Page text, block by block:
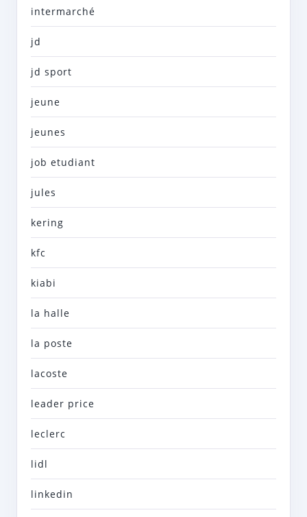
intermarché
jd
jd sport
jeune
jeunes
job etudiant
jules
kering
kfc
kiabi
la halle
la poste
lacoste
leader price
leclerc
lidl
linkedin